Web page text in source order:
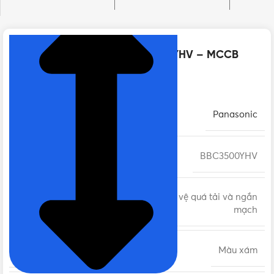
Thông số kỹ thuật của BBC3500YHV – MCCB
Panasonic 3P 500A 36kA 415VAC
Panasonic
BBC3500YHV
DÒNG SẢN PHẨM
MCCB bảo vệ quá tải và ngắn
mạch
Màu xám